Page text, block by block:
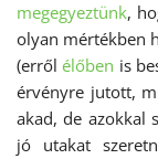
megegyeztünk,
olyan mértékben
(errőlélőben is
érvényre jutott,
akad, de azokkal
jó utakat